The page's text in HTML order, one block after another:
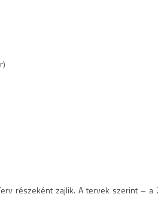
részeként zajlik. A tervek szerint